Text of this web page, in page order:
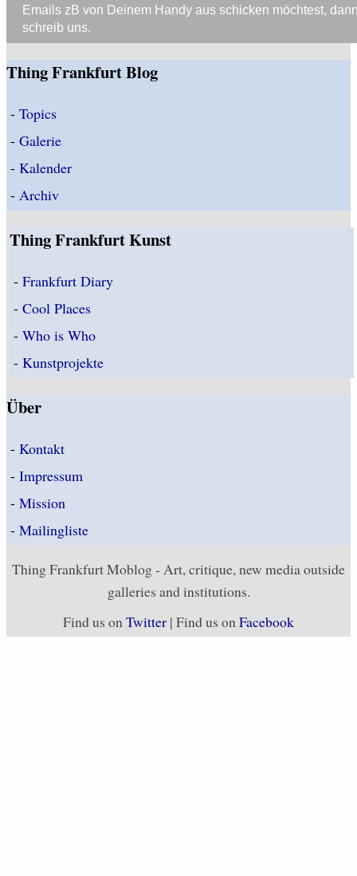
Emails zB von Deinem Handy aus schicken möchtest,
schreib uns.
Thing Frankfurt Blog
- Topics
- Galerie
- Kalender
- Archiv
Thing Frankfurt Kunst
-Frankfurt Diary
-Cool Places
-Who is Who
-Kunstprojekte
Über
- Kontakt
- Impressum
- Mission
- Mailingliste
Thing Frankfurt Moblog - Art, critique, new media outside
galleries and institutions.
Find us onTwitter | Find us onFacebook